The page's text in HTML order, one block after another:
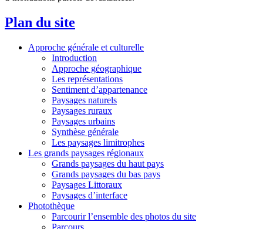
Plan du site
Approche générale et culturelle
Introduction
Approche géographique
Les représentations
Sentiment d’appartenance
Paysages naturels
Paysages ruraux
Paysages urbains
Synthèse générale
Les paysages limitrophes
Les grands paysages régionaux
Grands paysages du haut pays
Grands paysages du bas pays
Paysages Littoraux
Paysages d’interface
Photothèque
Parcourir l’ensemble des photos du site
Parcours